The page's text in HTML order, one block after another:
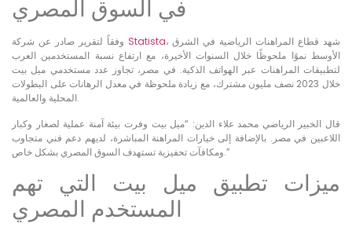
في السوق المصري
Statista، شهد قطاع المراهنات الرياضية في الشرق
الأوسط نموًا ملحوظًا خلال السنوات الأخيرة، مع ارتفاع نسبة المستخدمين العرب
لتطبيقات المراهنات عبر الهواتف الذكية. في مصر، تجاوز عدد مستخدمي ميل بيت
خلال 2023 نصف مليون مشترك، مع زيادة ملحوظة في معدل الرهانات على البطولات
المحلية والعالمية.
قال الخبير الرياضي محمد علاء الدين: “ميل بيت وفرت بيئة آمنة عملية لصغار وكبار
اللاعبين في مصر. بالإضافة إلى خيارات المراهنة المباشرة، لديهم دعم فني متجاوب
ومكافآت تحفيزية تستهدف السوق المصري بشكل خاص.”
ميزات تطبيق ميل بيت التي تهم
المستخدم المصري